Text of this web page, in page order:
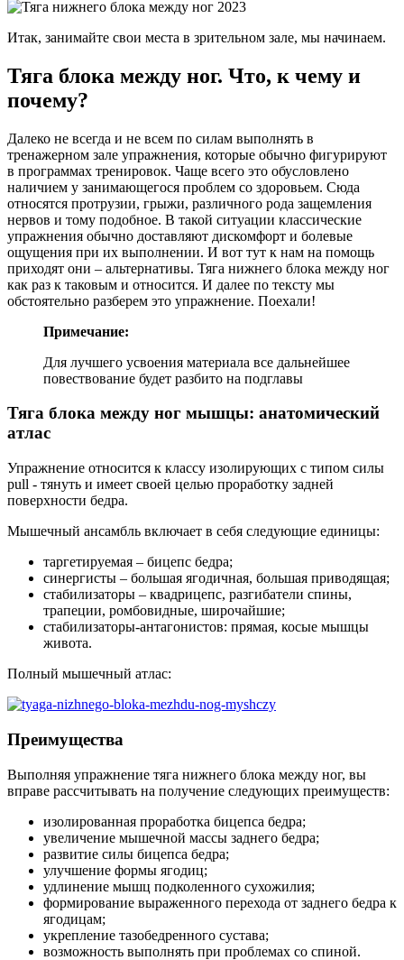
Итак, занимайте свои места в зрительном зале, мы начинаем.
Тяга блока между ног. Что, к чему и
почему?
Далеко не всегда и не всем по силам выполнять в
тренажерном зале упражнения, которые обычно фигурируют
в программах тренировок. Чаще всего это обусловлено
наличием у занимающегося проблем со здоровьем. Сюда
относятся протрузии, грыжи, различного рода защемления
нервов и тому подобное. В такой ситуации классические
упражнения обычно доставляют дискомфорт и болевые
ощущения при их выполнении. И вот тут к нам на помощь
приходят они – альтернативы. Тяга нижнего блока между ног
как раз к таковым и относится. И далее по тексту мы
обстоятельно разберем это упражнение. Поехали!
Примечание:
Для лучшего усвоения материала все дальнейшее
повествование будет разбито на подглавы
Тяга блока между ног мышцы: анатомический
атлас
Упражнение относится к классу изолирующих с типом силы
pull - тянуть и имеет своей целью проработку задней
поверхности бедра.
Мышечный ансамбль включает в себя следующие единицы:
таргетируемая – бицепс бедра;
синергисты – большая ягодичная, большая приводящая;
стабилизаторы – квадрицепс, разгибатели спины,
трапеции, ромбовидные, широчайшие;
стабилизаторы-антагонистов: прямая, косые мышцы
живота.
Полный мышечный атлас:
Преимущества
Выполняя упражнение тяга нижнего блока между ног, вы
вправе рассчитывать на получение следующих преимуществ:
изолированная проработка бицепса бедра;
увеличение мышечной массы заднего бедра;
развитие силы бицепса бедра;
улучшение формы ягодиц;
удлинение мышц подколенного сухожилия;
формирование выраженного перехода от заднего бедра к
ягодицам;
укрепление тазобедренного сустава;
возможность выполнять при проблемах со спиной.